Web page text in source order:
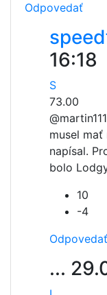
Odpovedať
16:18
S
73.00
musel
napísal.
bolo
10
-4
Odpovedať
...